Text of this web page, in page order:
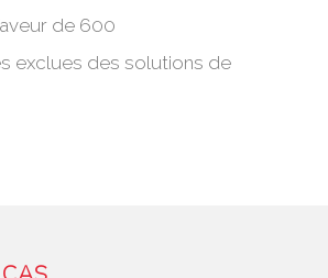
de 600
exclues des solutions de